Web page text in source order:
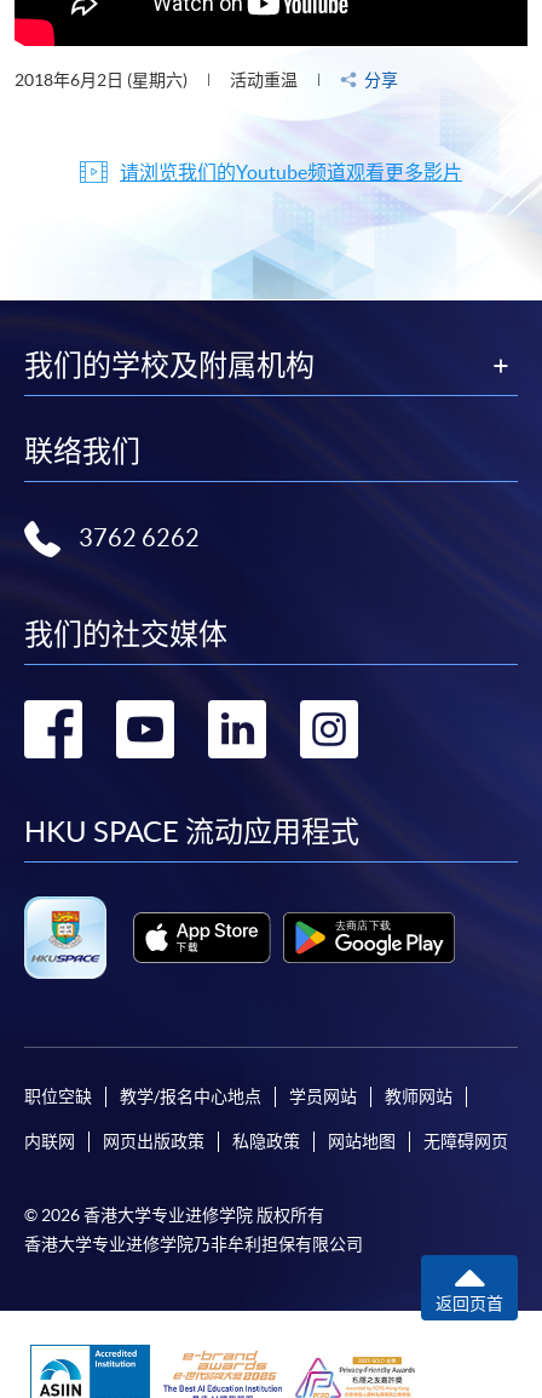
2018年6月2日 (星期六) 活动重温 分享
请浏览我们的Youtube频道观看更多影片
我们的学校及附属机构
联络我们
3762 6262
我们的社交媒体
转
facebook
转
youtube
转
linkedin
转
HKU SPACE 流动应用程式
职位空缺 教学/报名中心地点 学员网站 教师网站
内联网 网页出版政策 私隐政策 网站地图 无障碍网页
© 2026 香港大学专业进修学院 版权所有
香港大学专业进修学院乃非牟利担保有限公司
返回页首